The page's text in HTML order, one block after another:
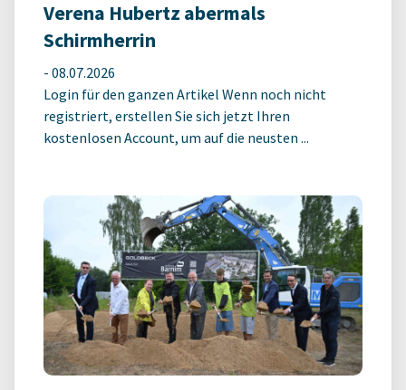
Verena Hubertz abermals
Schirmherrin
- 08.07.2026
Login für den ganzen Artikel Wenn noch nicht
registriert, erstellen Sie sich jetzt Ihren
kostenlosen Account, um auf die neusten ...